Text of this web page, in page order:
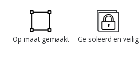
Op maat gemaakt Geïsoleerd en veilig